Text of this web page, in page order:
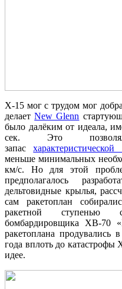
X-15 мог с трудом мог
делаетNew Glenn
было далёким от идеала,
сек. Это
запасхарактеристической
меньше минимальных
км/с. Но для этой
предполагалось
дельтовидные крылья,
сам ракетоплан
ракетной ступенью
бомбардировщика XB-70
ракетоплана продувались
года вплоть до катастрофы
идее.